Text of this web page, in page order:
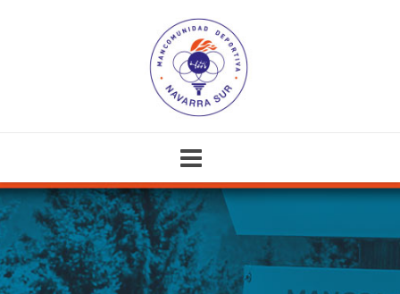
Skip
to
content